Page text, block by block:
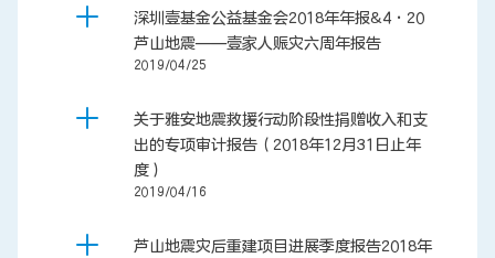
联系我们
深圳壹基金公益基金会2018年年报&4·20
芦山地震——壹家人赈灾六周年报告
2019/04/25
关于雅安地震救援行动阶段性捐赠收入和支
出的专项审计报告（2018年12月31日止年
度）
2019/04/16
芦山地震灾后重建项目进展季度报告2018年